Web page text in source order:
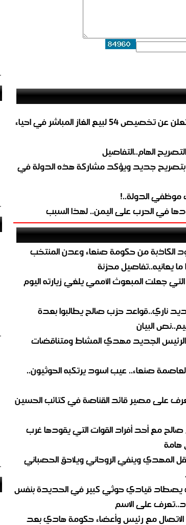
عاجل..الشركة اليمنية للغاز تعلن عن تخصيص 54 لبيع الغاز المباشر في احياء
الهام..التفاصيل
بتصريح جديد ويؤكد مشاركة هذه الدولة في
موظفي الدولة..!
في الحرب على اليمن.. لهذا السبب
الكاذبة من حكومة صنعاء وعدن المنتخب
يعانيه..تفاصيل محزنة
جعلت المبعوث الأممي يلغي زيارته اليوم
ناري..قواعد حزب صالح يطالبوا بعدة
البيان
الجديد مهدي المشاط ومتناقضات
صنعاء.. عيب اسود يرتكبه الحوثيون..
على مصير قائد القناصة في كتائب الحسين
مع أحد أفراد القوات التي يقودها غرب
هامة
المهدي وينفي الروحاني ويلاحق الحصباني
يصطاد قيادي حوثي كبير في الحديدة بنفس
على الاسم
الاتصال مع رئيس وأعضاء حكومة هادي بعد